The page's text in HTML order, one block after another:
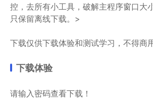
控，去所有小工具，破解主程序窗口大
只保留离线下载。>
下载仅供下载体验和测试学习，不得商
下载体验
请输入密码查看下载！